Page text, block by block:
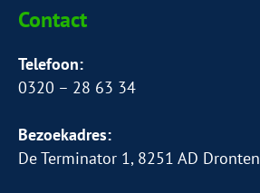
Contact
Telefoon:
0320 – 28 63 34
Bezoekadres:
De Terminator 1, 8251 AD Dronten